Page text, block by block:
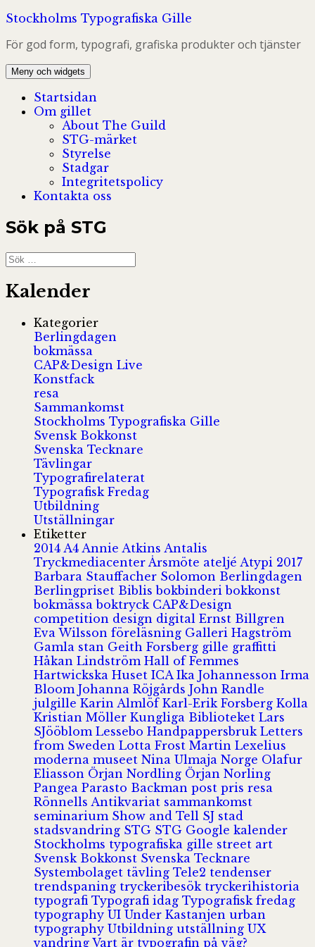
Hoppa
innehåll
Stockholms Typografiska Gille
För god form, typografi, grafiska produkter och tjänster
Meny och widgets
Startsidan
Om gillet
About The Guild
STG-märket
Styrelse
Stadgar
Integritetspolicy
Kontakta oss
Sök på STG
Sök
efter:
Kalender
Kategorier
Berlingdagen
bokmässa
CAP&Design Live
Konstfack
resa
Sammankomst
Stockholms Typografiska Gille
Svensk Bokkonst
Svenska Tecknare
Tävlingar
Typografirelaterat
Typografisk Fredag
Utbildning
Utställningar
Etiketter
2014 A4 Annie Atkins Antalis
Tryckmediacenter Årsmöte ateljé Atypi 2017
Barbara Stauffacher Solomon Berlingdagen
Berlingpriset Biblisbokbinderibokkonst
bokmässaboktryck CAP&Design
competition design digital Ernst Billgren
Eva Wilsson föreläsning Galleri Hagström
Gamla stan Geith Forsberg gille graffitti
Håkan Lindström Hall of Femmes
Hartwickska Huset ICA Ika Johannesson Irma
Bloom Johanna Röjgårds John Randle
julgille Karin Almlöf Karl-Erik Forsberg Kolla
Kristian Möller Kungliga Biblioteket Lars
SJööblom Lessebo Handpappersbruk Letters
from Sweden Lotta Frost Martin Lexelius
moderna museet Nina Ulmaja Norge Olafur
Eliasson Örjan Nordling Örjan Norling
Pangea Parasto Backman post pris resa
Rönnells Antikvariat sammankomst
seminarium Show and Tell SJ stad
stadsvandring STG STG Google kalender
Stockholms typografiska gille street art
Svensk Bokkonst Svenska Tecknare
Systembolaget tävling Tele2 tendenser
trendspaning tryckeribesök tryckerihistoria
typografi Typografi idag Typografisk fredag
typography UI Under Kastanjen urban
typography Utbildning utställning UX
vandring Vart är typografin på väg?